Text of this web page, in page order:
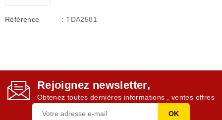
Référence : TDA2581
Rejoignez newsletter,
Obtenez toutes dernières informations , ventes offres